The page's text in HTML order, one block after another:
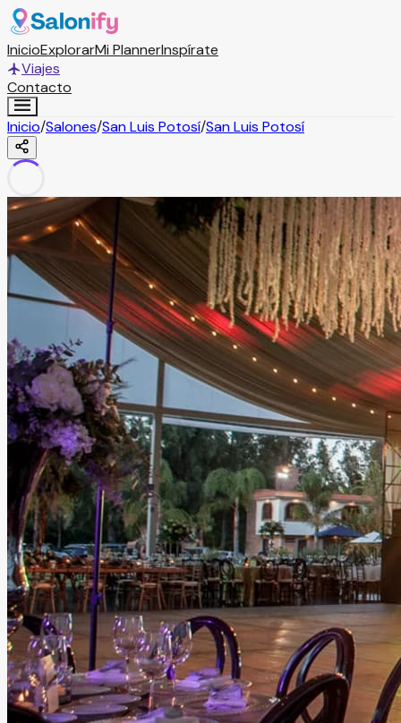
InicioExplorarMi PlannerInspírate
Viajes
Contacto
Inicio/Salones/San Luis Potosí/San Luis Potosí